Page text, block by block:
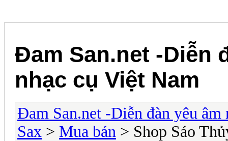
Đam San.net -Diễn
nhạc cụ Việt Nam
Đam San.net -Diễn đàn yêu âm
Sax > Mua bán > Shop Sáo